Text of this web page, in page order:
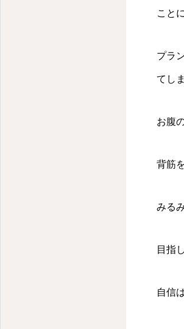
ことに
プラ
てし
お腹
背筋
みる
目指
自信